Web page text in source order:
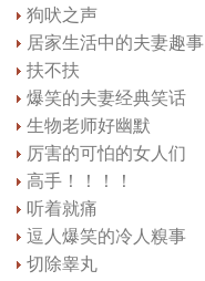
狗吠之声
居家生活中的夫妻趣事
扶不扶
爆笑的夫妻经典笑话
生物老师好幽默
厉害的可怕的女人们
高手！！！！
听着就痛
逗人爆笑的冷人糗事
切除睾丸